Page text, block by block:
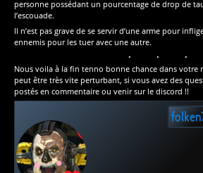
personne possédant un pourcentage de drop de
l’escouade.
Il n’est pas grave de se servir d’une arme pour
ennemis pour les tuer avec une autre.
Nous voila à la fin tenno bonne chance dans votre
peut être très vite perturbant, si vous avez des
postés en commentaire ou venir sur le discord !!